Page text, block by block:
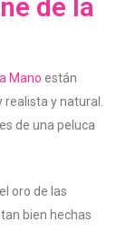
de la
Mano están
y natural.
de una peluca
oro de las
bien hechas
de Pelo